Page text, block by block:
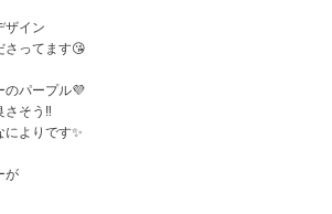
ザイン
さってます😘
のパープル💜
さそう‼️
よりです✨
が